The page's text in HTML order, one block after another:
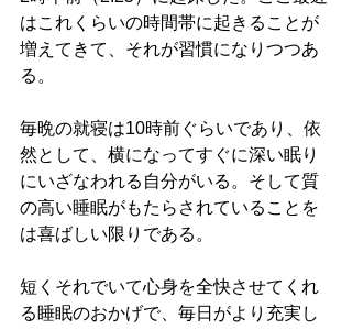
はこれくらいの時間帯に起きることが
増えてきて、それが習慣になりつつあ
る。
毎晩の就寝は10時前ぐらいであり、依
然として、横になってすぐに深い眠り
にいざなわれる自分がいる。そして質
の高い睡眠がもたらされていることを
は喜ばしい限りである。
短くそれでいて心身を全快させてくれ
る睡眠のおかげで、毎日がより充実し